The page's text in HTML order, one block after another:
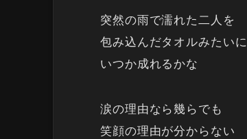
突然の雨で濡れた二人を
包み込んだタオルみたいに
いつか成れるかな
涙の理由なら幾らでも
笑顔の理由が分からない